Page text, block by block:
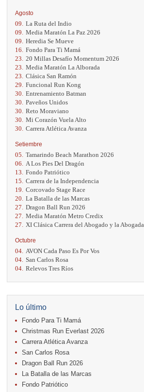
Agosto
09. La Ruta del Indio
09. Media Maratón La Paz 2026
09. Heredia Se Mueve
16. Fondo Para Ti Mamá
23. 20 Millas Desafío Momentum 2026
23. Media Maratón La Alborada
23. Clásica San Ramón
29. Funcional Run Kong
30. Entrenamiento Batman
30. Paveños Unidos
30. Reto Moraviano
30. Mi Corazón Vuela Alto
30. Carrera Atlética Avanza
Setiembre
05. Tamarindo Beach Marathon 2026
06.
A Los Pies Del Dragón
13. Fondo Patriótico
15. Carrera de la Independencia
19. Corcovado Stage Race
20. La Batalla de las Marcas
27. Dragon Ball Run 2026
27. Media Maratón Metro Credix
27.
XI Clásica Carrera del Abogado y la Abogada
Octubre
04. AVON Cada Paso Es Por Vos
04. San Carlos Rosa
04. Relevos Tres Ríos
17. Caribe Paradise Run
18.
Casa Turire Trail Run
18. Warriors Run Circuit
18. Samsung Jacó Beach Half Marathon 2026
25. KRun by Under Armour
25. Run Alajuela
Noviembre
08. Lindora Run
15. Entre Pan y Rosas
Lo último
Fondo Para Ti Mamá
Christmas Run Everlast 2026
Carrera Atlética Avanza
San Carlos Rosa
Dragon Ball Run 2026
La Batalla de las Marcas
Fondo Patriótico